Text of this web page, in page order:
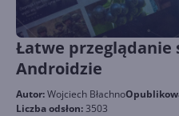
Łatwe przeglądanie
Androidzie
Autor:Wojciech Błachno
Liczba odsłon:3503